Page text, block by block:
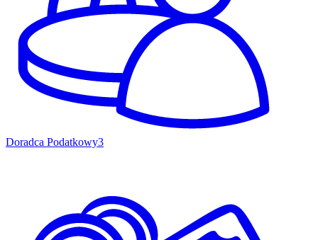
Doradca Podatkowy3